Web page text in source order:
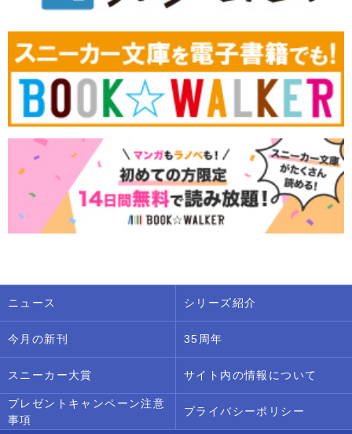
ニュース シリーズ紹介
今月の新刊 35周年
スニーカー大賞 サイト内の情報について
プレゼントキャンペーン注意
事項
プライバシーポリシー